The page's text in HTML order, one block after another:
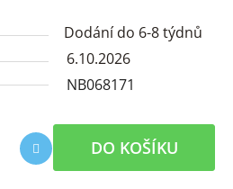
Dodání do 6-8 týdnů
6.10.2026
NB068171
DO KOŠÍKU